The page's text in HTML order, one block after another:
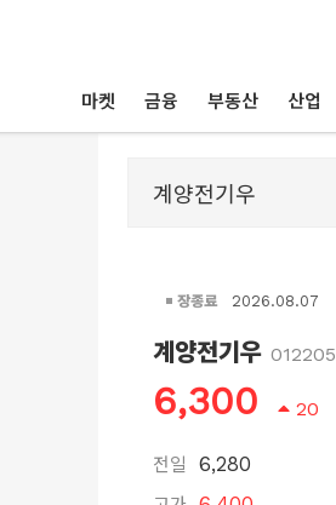
마켓 금융 부동산 산업
장종료 2026.08.07
계양전기우 012205
6,300 20
전일 6,280